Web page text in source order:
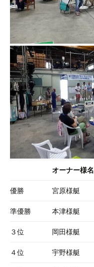
オーナー様名
優勝 宮原様艇
準優勝 本津様艇
３位 岡田様艇
４位 宇野様艇